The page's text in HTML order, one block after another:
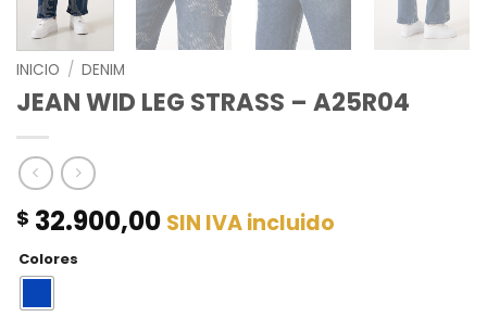
INICIO / DENIM
JEAN WID LEG STRASS – A25R04
$ 32.900,00 SIN IVA incluido
Colores